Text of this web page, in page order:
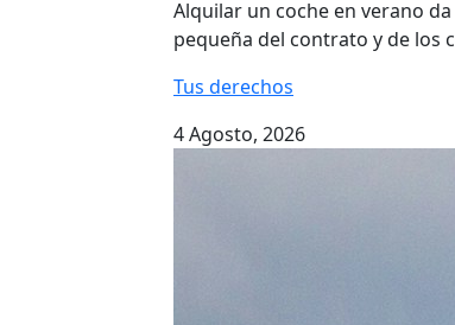
Alquilar un coche en verano
pequeña del contrato y de los
Tus derechos
4 Agosto, 2026